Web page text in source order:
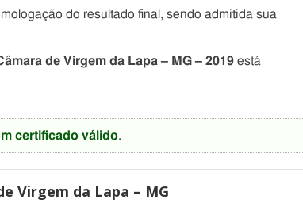
do resultado final, sendo admitida sua
de Virgem da Lapa – MG – 2019 está
certificado válido.
Virgem da Lapa – MG